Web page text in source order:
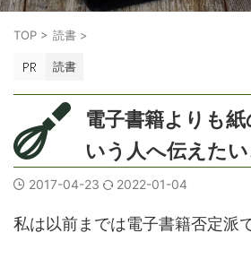
TOP > 読書 >
読書
電子書籍よりも
いう人へ伝えたい
2017-04-23 2022-01-04
私は以前までは電子書籍否定派